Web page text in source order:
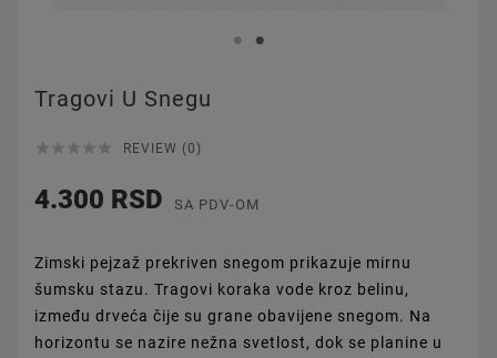
Tragovi U Snegu
     REVIEW (0)
4.300 RSD SA PDV-OM
Zimski pejzaž prekriven snegom prikazuje mirnu
šumsku stazu. Tragovi koraka vode kroz belinu,
između drveća čije su grane obavijene snegom. Na
horizontu se nazire nežna svetlost, dok se planine u